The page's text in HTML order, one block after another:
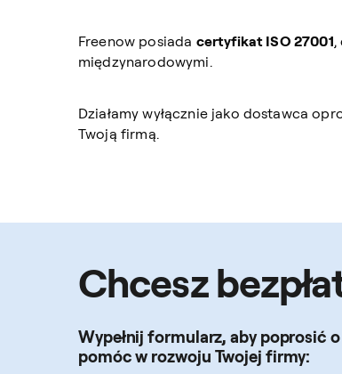
Freenow posiada certyfikat ISO 27001,
międzynarodowymi.
Działamy wyłącznie jako dostawca
Twoją firmą.
Chcesz
Wypełnij formularz, aby poprosić
pomóc w rozwoju Twojej firmy: